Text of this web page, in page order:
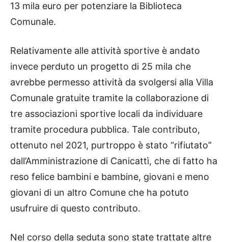
13 mila euro per potenziare la Biblioteca
Comunale.
Relativamente alle attività sportive è andato
invece perduto un progetto di 25 mila che
avrebbe permesso attività da svolgersi alla Villa
Comunale gratuite tramite la collaborazione di
tre associazioni sportive locali da individuare
tramite procedura pubblica. Tale contributo,
ottenuto nel 2021, purtroppo è stato “rifiutato”
dall’Amministrazione di Canicattì, che di fatto ha
reso felice bambini e bambine, giovani e meno
giovani di un altro Comune che ha potuto
usufruire di questo contributo.
Nel corso della seduta sono state trattate altre